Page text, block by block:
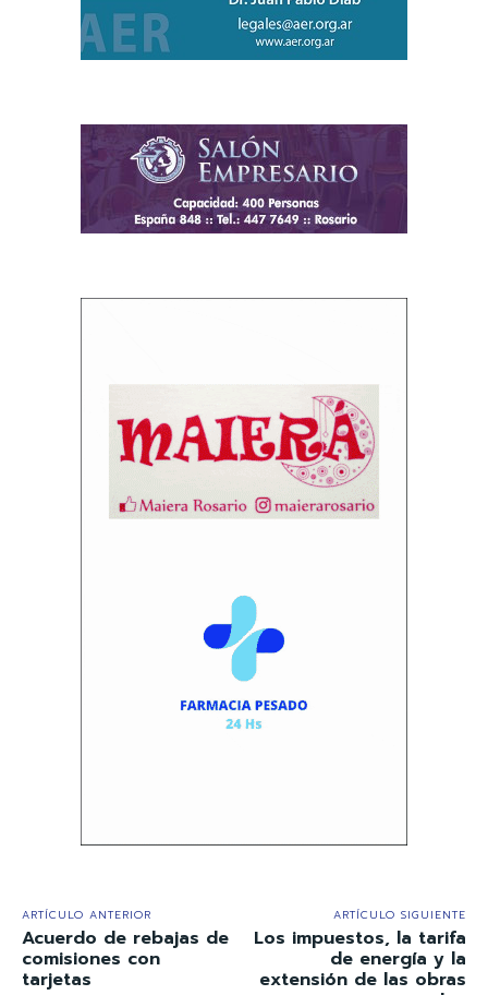
ARTÍCULO ANTERIOR
Acuerdo de rebajas de
comisiones con
tarjetas
ARTÍCULO SIGUIENTE
Los impuestos, la tarifa
de energía y la
extensión de las obras